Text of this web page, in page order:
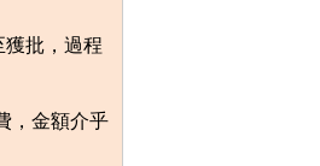
批，過程
，金額介乎